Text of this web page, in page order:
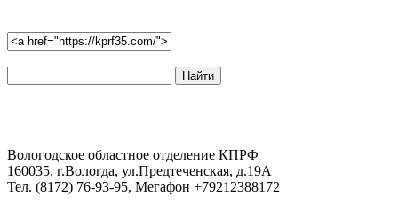
по
Вологодское областное отделение КПРФ
160035, г.Вологда, ул.Предтеченская, д.19А
Тел. (8172) 76-93-95, Мегафон +79212388172